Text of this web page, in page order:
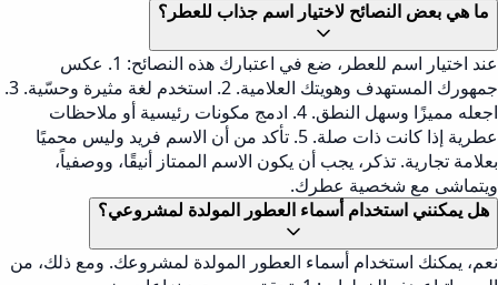
ما هي بعض النصائح لاختيار اسم جذاب للعطر؟
عند اختيار اسم للعطر، ضع في اعتبارك هذه النصائح: 1. عكس
جمهورك المستهدف وهويتك العلامية. 2. استخدم لغة مثيرة وحسّية. 3.
اجعله مميزًا وسهل النطق. 4. ادمج مكونات رئيسية أو ملاحظات
عطرية إذا كانت ذات صلة. 5. تأكد من أن الاسم فريد وليس محميًا
بعلامة تجارية. تذكر، يجب أن يكون الاسم الممتاز أنيقًا، ووصفياً،
ويتماشى مع شخصية عطرك.
هل يمكنني استخدام أسماء العطور المولدة لمشروعي؟
نعم، يمكنك استخدام أسماء العطور المولدة لمشروعك. ومع ذلك، من